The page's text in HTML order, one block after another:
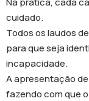
cuidado.
Todos os laudos
para que seja
incapacidade.
A apresentação
fazendo com que